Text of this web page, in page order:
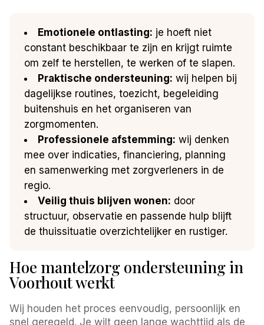
Emotionele ontlasting: je hoeft niet
constant beschikbaar te zijn en krijgt ruimte
om zelf te herstellen, te werken of te slapen.
Praktische ondersteuning: wij helpen bij
dagelijkse routines, toezicht, begeleiding
buitenshuis en het organiseren van
zorgmomenten.
Professionele afstemming: wij denken
mee over indicaties, financiering, planning
en samenwerking met zorgverleners in de
regio.
Veilig thuis blijven wonen: door
structuur, observatie en passende hulp blijft
de thuissituatie overzichtelijker en rustiger.
Hoe mantelzorg ondersteuning in
Voorhout werkt
Wij houden het proces eenvoudig, persoonlijk en
snel geregeld. Je wilt geen lange wachttijd als de